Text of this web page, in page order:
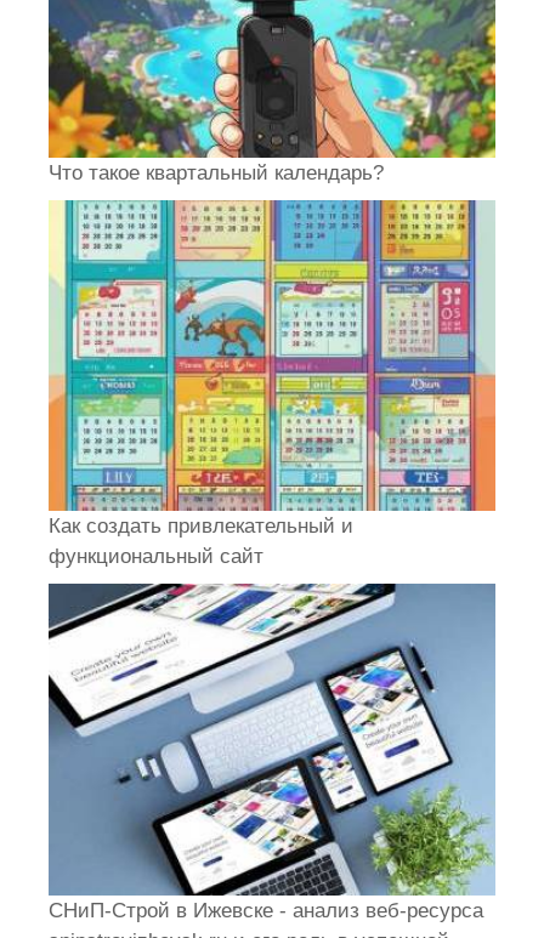
Что такое квартальный календарь?
Как создать привлекательный и
функциональный сайт
СНиП-Строй в Ижевске - анализ веб-ресурса